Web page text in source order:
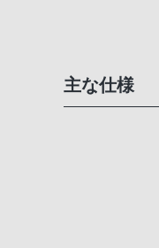
主な仕様